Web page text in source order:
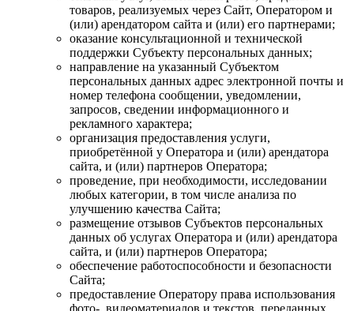
товаров, реализуемых через Сайт, Оператором и
(или) арендатором сайта и (или) его партнерами;
оказание консультационной и технической
поддержки Субъекту персональных данных;
направление на указанный Субъектом
персональных данных адрес электронной почты и
номер телефона сообщении, уведомлении,
запросов, сведении информационного и
рекламного характера;
организация предоставления услуги,
приобретённой у Оператора и (или) арендатора
сайта, и (или) партнеров Оператора;
проведение, при необходимости, исследовании
любых категории, в том числе анализа по
улучшению качества Сайта;
размещение отзывов Субъектов персональных
данных об услугах Оператора и (или) арендатора
сайта, и (или) партнеров Оператора;
обеспечение работоспособности и безопасности
Сайта;
предоставление Оператору права использования
фото-, видеоматериалов и текстов, переданных